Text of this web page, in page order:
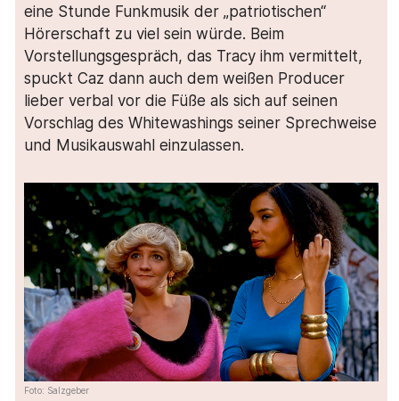
eine Stunde Funkmusik der „patriotischen“
Hörerschaft zu viel sein würde. Beim
Vorstellungsgespräch, das Tracy ihm vermittelt,
spuckt Caz dann auch dem weißen Producer
lieber verbal vor die Füße als sich auf seinen
Vorschlag des Whitewashings seiner Sprechweise
und Musikauswahl einzulassen.
Foto: Salzgeber